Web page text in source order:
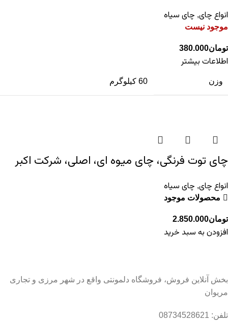
انواع چای, چای سیاه
موجود نیست
تومان380.000
اطلاعات بیشتر
وزن 60 کیلوگرم
چای توت فرنگی، چای میوه ای، اصلی، شرکت اکبر
انواع چای, چای سیاه
محصولات موجود
تومان2.850.000
افزودن به سبد خرید
بخش آنلاین فروش، فروشگاه دلمونتی واقع در شهر مرزی و تجاری
مریوان
تلفن: 08734528621